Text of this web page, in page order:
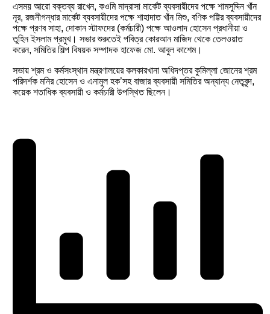
এসময় আরো বক্তব্য রাখেন, কওমি মাদ্রাসা মার্কেট ব্যবসায়ীদের পক্ষে শামসুদ্দিন খাঁন
নূর, রজনীগন্ধার মার্কেট ব্যবসায়ীদের পক্ষে শাহাদাত খাঁন মিশু, বণিক পট্টির ব্যবসায়ীদের
পক্ষে প্রণব সাহা, দোকান স্টাফদের (কর্মচারী) পক্ষে আওলাদ হোসেন প্রধানীয়া ও
তুহিন ইসলাম প্রমুখ। সভার শুরুতেই পবিত্র কোরআন মাজিদ থেকে তেলওয়াত
করেন, সমিতির শিল্প বিষয়ক সম্পাদক হাফেজ মো. আবুল কাশেম।
সভায় শ্রম ও কর্মসংস্থান মন্ত্রণালয়ের কলকারখানা অধিদপ্তর কুমিল্লা জোনের শ্রম
পরিদর্শক মনির হোসেন ও এনামুল হক’সহ বাজার ব্যবসায়ী সমিতির অন্যান্য নেতৃবৃন্দ,
কয়েক শতাধিক ব্যবসায়ী ও কর্মচারী উপস্থিত ছিলেন।